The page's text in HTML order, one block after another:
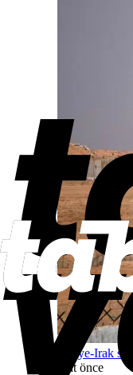
Suriye-Irak
saat önce